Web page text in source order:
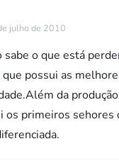
julho de 2010
o que está
possui as
da
os primeiros